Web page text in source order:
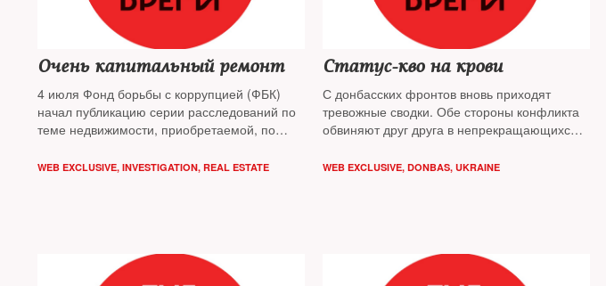
Очень капитальный ремонт
4 июля Фонд борьбы с коррупцией (ФБК)
начал публикацию серии расследований по
теме недвижимости, приобретаемой, по
первого заместителя председателя
WEB EXCLUSIVE, INVESTIGATION, REAL ESTATE
Статус-кво на крови
С донбасских фронтов вновь приходят
тревожные сводки. Обе стороны конфликта
обвиняют друг друга в непрекращающихся
WEB EXCLUSIVE, DONBAS, UKRAINE